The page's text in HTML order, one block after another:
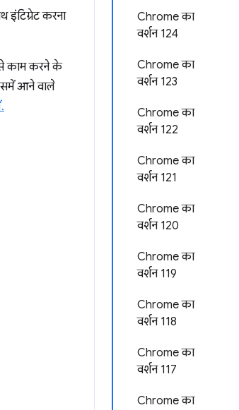
Chrome का
वर्शन 124
Chrome का
वर्शन 123
Chrome का
वर्शन 122
Chrome का
वर्शन 121
Chrome का
वर्शन 120
Chrome का
वर्शन 119
Chrome का
वर्शन 118
Chrome का
वर्शन 117
Chrome का
करना
काम करने के
आने वाले